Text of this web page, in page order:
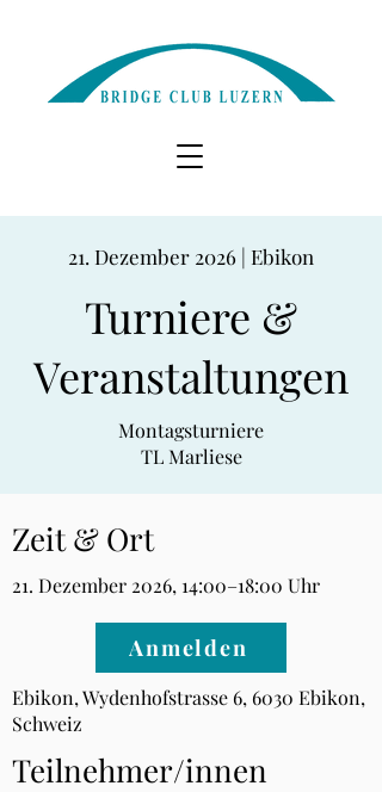
21. Dezember 2026 | Ebikon
Turniere &
Veranstaltungen
Montagsturniere
TL Marliese
Zeit & Ort
21. Dezember 2026, 14:00–18:00 Uhr
Anmelden
Ebikon, Wydenhofstrasse 6, 6030 Ebikon,
Schweiz
Teilnehmer/innen